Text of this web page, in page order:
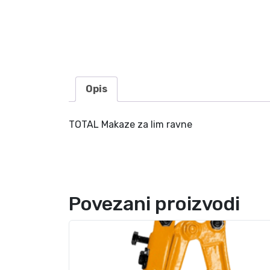
Opis
TOTAL Makaze za lim ravne
Povezani proizvodi